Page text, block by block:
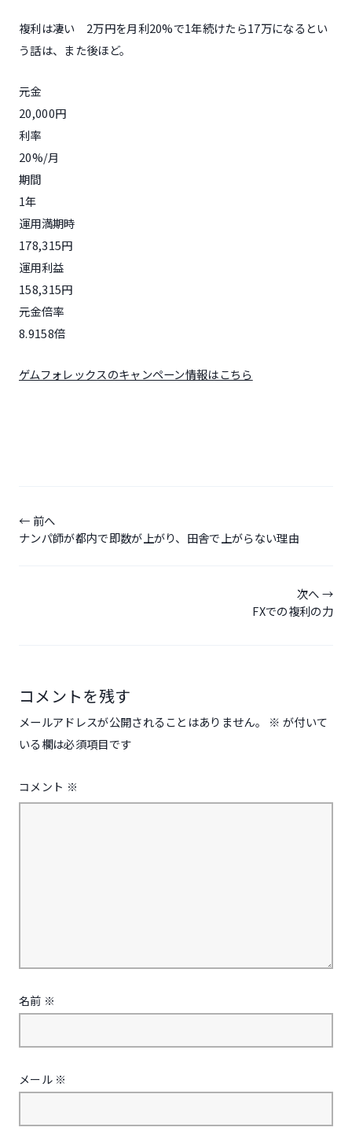
複利は凄い 2万円を月利20%で1年続けたら17万になるとい
う話は、また後ほど。
元金
20,000円
利率
20%/月
期間
1年
運用満期時
178,315円
運用利益
158,315円
元金倍率
8.9158倍
ゲムフォレックスのキャンペーン情報はこちら
稿
ナ
ン
前へ
ナンパ師が都内で即数が上がり、田舎で上がらない理由
次へ
FXでの複利の力
コメントを残す
メールアドレスが公開されることはありません。 ※ が付いて
いる欄は必須項目です
コメント ※
名前 ※
メール ※